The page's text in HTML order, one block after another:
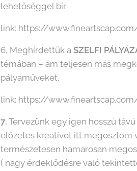
lehetőséggel bír.
link: https://
6, Meghírdettük a SZELFI
témában – ám teljesen más
pályaműveket.
link: https://
7, Tervezünk egy igen hosszú
előzetes kreatívot itt megosztom
természetesen hamarosan
( nagy érdeklődésre való